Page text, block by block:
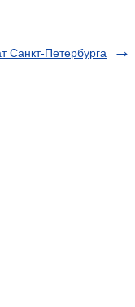
Санкт-Петербурга